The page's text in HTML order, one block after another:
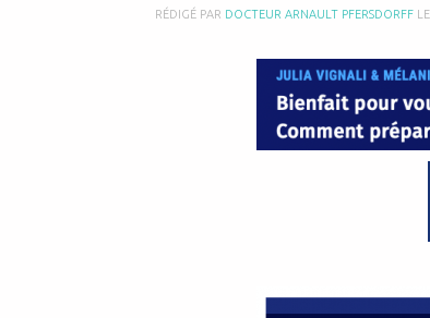
RÉDIGÉ PAR DOCTEUR ARNAULT PFERSDORFF LE